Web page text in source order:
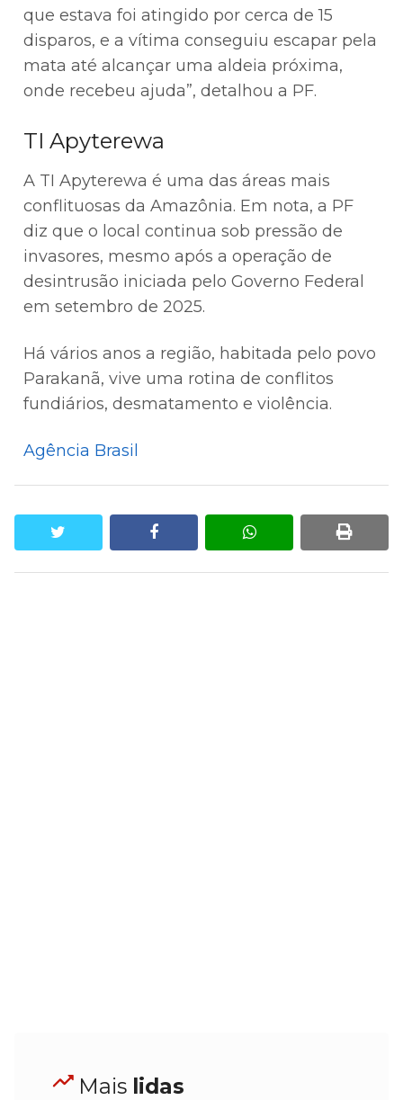
que estava foi atingido por cerca de 15
disparos, e a vítima conseguiu escapar pela
mata até alcançar uma aldeia próxima,
onde recebeu ajuda”, detalhou a PF.
TI Apyterewa
A TI Apyterewa é uma das áreas mais
conflituosas da Amazônia. Em nota, a PF
diz que o local continua sob pressão de
invasores, mesmo após a operação de
desintrusão iniciada pelo Governo Federal
em setembro de 2025.
Há vários anos a região, habitada pelo povo
Parakanã, vive uma rotina de conflitos
fundiários, desmatamento e violência.
Agência Brasil
facebook whatsapp print
Mais lidas